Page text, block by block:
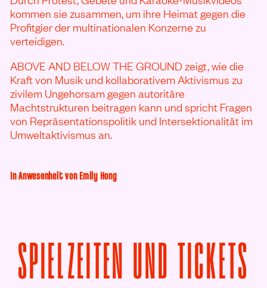
kommen sie zusammen, um ihre Heimat gegen die
Profitgier der multinationalen Konzerne zu
verteidigen.
ABOVE AND BELOW THE GROUND zeigt, wie die
Kraft von Musik und kollaborativem Aktivismus zu
zivilem Ungehorsam gegen autoritäre
Machtstrukturen beitragen kann und spricht Fragen
von Repräsentationspolitik und Intersektionalität im
Umweltaktivismus an.
In Anwesenheit von Emily Hong
SPIELZEITEN UND TICKETS